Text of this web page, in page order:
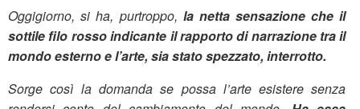
Oggigiorno, si ha, purtroppo, la netta sensazione che il
sottile filo rosso indicante il rapporto di narrazione tra il
mondo esterno e l’arte, sia stato spezzato, interrotto.
Sorge così la domanda se possa l’arte esistere senza